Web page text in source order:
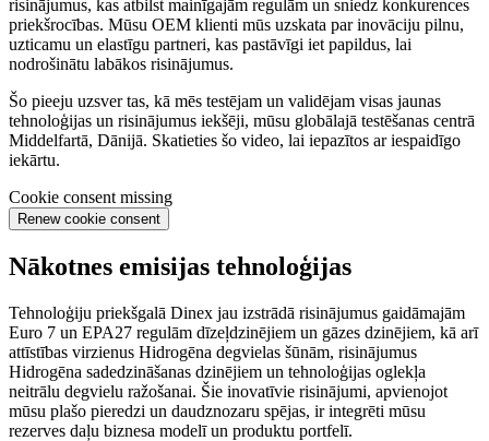
risinājumus, kas atbilst mainīgajām regulām un sniedz konkurences
priekšrocības. Mūsu OEM klienti mūs uzskata par inovāciju pilnu,
uzticamu un elastīgu partneri, kas pastāvīgi iet papildus, lai
nodrošinātu labākos risinājumus.
Šo pieeju uzsver tas, kā mēs testējam un validējam visas jaunas
tehnoloģijas un risinājumus iekšēji, mūsu globālajā testēšanas centrā
Middelfartā, Dānijā. Skatieties šo video, lai iepazītos ar iespaidīgo
iekārtu.
Cookie consent missing
Renew cookie consent
Nākotnes emisijas tehnoloģijas
Tehnoloģiju priekšgalā Dinex jau izstrādā risinājumus gaidāmajām
Euro 7 un EPA27 regulām dīzeļdzinējiem un gāzes dzinējiem, kā arī
attīstības virzienus Hidrogēna degvielas šūnām, risinājumus
Hidrogēna sadedzināšanas dzinējiem un tehnoloģijas oglekļa
neitrālu degvielu ražošanai. Šie inovatīvie risinājumi, apvienojot
mūsu plašo pieredzi un daudznozaru spējas, ir integrēti mūsu
rezerves daļu biznesa modelī un produktu portfelī.